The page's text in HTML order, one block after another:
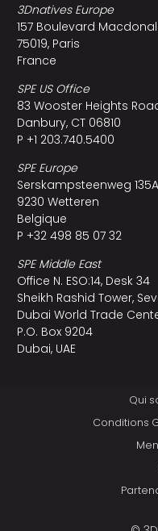
3Dnatives Europe
157 Boulevard
75019, Paris
France
SPE US Office
83 Wooster Heights
Danbury, CT 06810
P +1 203.740.5400
SPE Europe
Serskampsteenweg 135A
9230 Wetteren
Belgique
P +32 498 85 07 32
SPE Middle East
Office N. ESO:14, Desk 34
Sheikh Rashid Tower,
Dubai World Trade
P.O. Box 9204
Dubai, UAE
Qui
Conditions